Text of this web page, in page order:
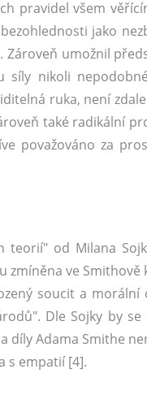
pravidel všem
jako
umožnil
síly nikoli
ruka, není
také radikální
považováno za
teorií" od Milana
ve
soucit a
Dle Sojky by
Adama Smithe
s empatií [4].